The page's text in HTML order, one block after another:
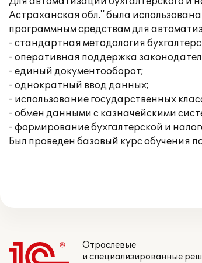
Астраханская обл." была
программным средствам для
- стандартная методология
- оперативная поддержка
- единый документооборот;
- однократный ввод данных;
- использование государственных
- обмен данными с казначейскими
- формирование бухгалтерской и
Был проведен базовый курс обучения
Отраслевые
и специализированные